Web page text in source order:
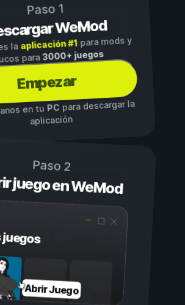
Paso 1
WeMod
la aplicación #1para mods y
para3000+ juegos
Empezar
en tuPCpara descargar la
aplicación
Paso 2
juego en WeMod
juegos
Abrir Juego